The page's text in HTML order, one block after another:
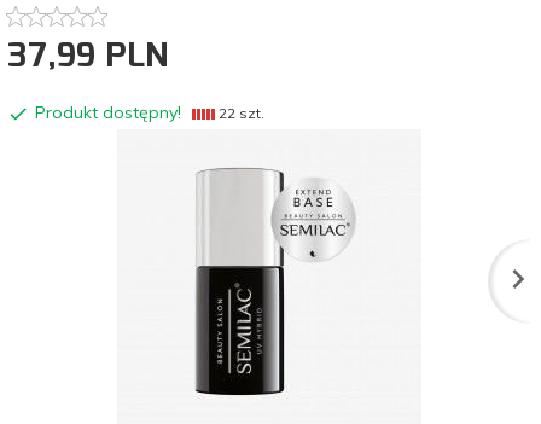
37,99 PLN
Produkt dostępny! 22 szt.